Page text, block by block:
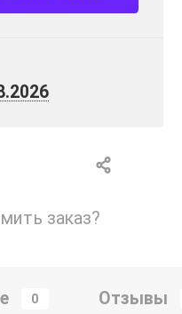
заказ?
0 Отзывы